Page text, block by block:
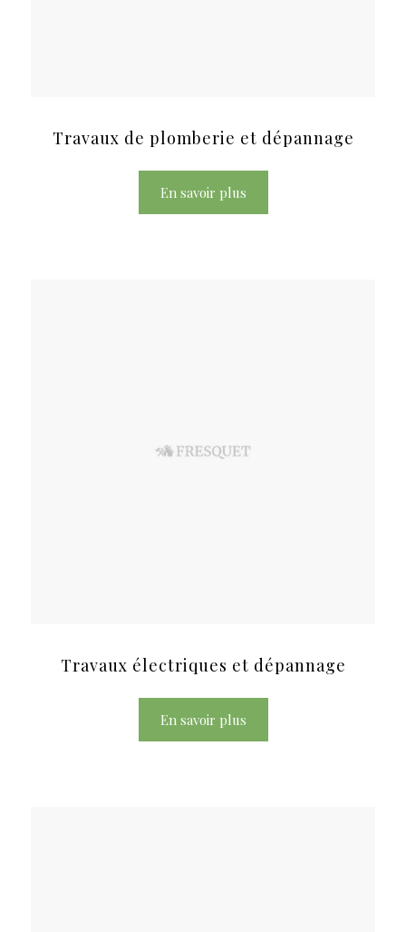
Travaux de plomberie et dépannage
En savoir plus
Travaux électriques et dépannage
En savoir plus